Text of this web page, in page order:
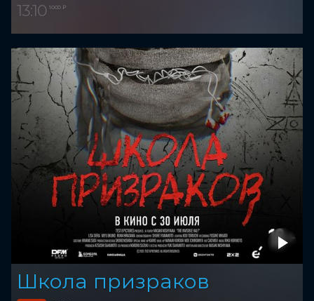
13:10 1 000 ₽
Школа призраков